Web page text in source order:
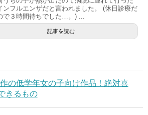
ンフルエンザだと言われました。 (休日診療だ
で３時間待ちでした…。) ...
記事を読む
の低学年女の子向け作品！絶対喜
きるもの